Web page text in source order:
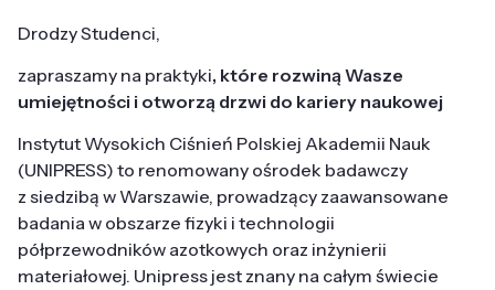
Drodzy Studenci,
zapraszamy na praktyki, które rozwiną Wasze
umiejętności i otworzą drzwi do kariery naukowej
Instytut Wysokich Ciśnień Polskiej Akademii Nauk
(UNIPRESS) to renomowany ośrodek badawczy
z siedzibą w Warszawie, prowadzący zaawansowane
badania w obszarze fizyki i technologii
półprzewodników azotkowych oraz inżynierii
materiałowej. Unipress jest znany na całym świecie